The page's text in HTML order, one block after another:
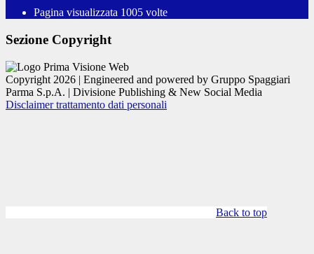
Pagina visualizzata 1005 volte
Sezione Copyright
Copyright 2026 | Engineered and powered by Gruppo Spaggiari
Parma S.p.A. | Divisione Publishing & New Social Media
Disclaimer trattamento dati personali
Back to top